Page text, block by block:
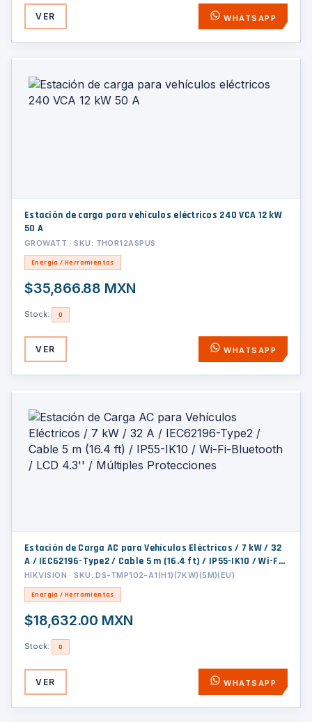
VER WHATSAPP
Estación de carga para vehículos eléctricos 240 VCA 12 kW
50 A
GROWATT · SKU: THOR12ASPUS
Energía / Herramientas
$35,866.88 MXN
Stock: 0
VER WHATSAPP
Estación de Carga AC para Vehículos Eléctricos / 7 kW / 32
A / IEC62196-Type2 / Cable 5 m (16.4 ft) / IP55-IK10 / Wi-Fi-
Bluetooth / LCD 4.3'' / Múltiples Protecciones
HIKVISION · SKU: DS-TMP102-A1(H1)(7KW)(5M)(EU)
Energía / Herramientas
$18,632.00 MXN
Stock: 0
VER WHATSAPP